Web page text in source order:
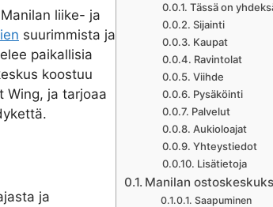
Tässä on
Sijainti
Kaupat
Ravintolat
Viihde
Pysäköinti
Palvelut
Aukioloajat
Yhteystiedot
Lisätietoja
Manilan
Saapuminen
liike- ja
suurimmista ja
paikallisia
koostuu
Wing, ja tarjoaa
ja